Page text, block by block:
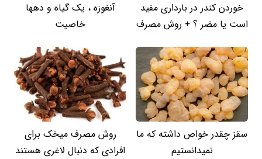
خوردن کندر در بارداری مفید
است یا مضر ؟ + روش مصرف
آنغوزه ، یک گیاه و دهها
خاصیت
سقز چقدر خواص داشته که ما
نمیدانستیم
روش مصرف میخک برای
افرادی که دنبال لاغری هستند